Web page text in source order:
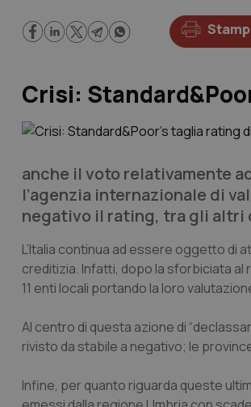
Crisi:
anche il voto relativamente
l’agenzia internazionale di
negativo il rating, tra gli altri
L’Italia continua ad essere oggetto di
creditizia. Infatti, dopo la sforbiciata
11 enti locali portando la loro
Al centro di questa azione di
rivisto da stabile a negativo; le
Infine, per quanto riguarda queste